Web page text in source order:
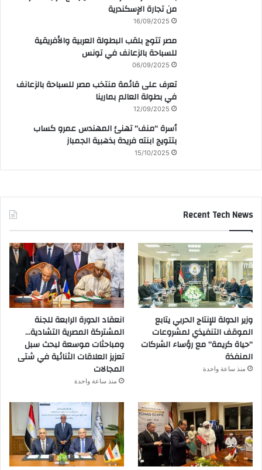
من تجارة الإسكندرية
16/09/2025
مصر تتوج بلقب البطولة العربية والأفريقية
للسباحة بالزعانف في تونس
06/09/2025
تعرف على قائمة منتخب مصر للسباحة بالزعانف
في بطولة العالم بمارينا
12/09/2025
أسرة “منف” تهنئ المهندس عمرو كساب
بتتويج ابنته فريدة بذهبية الجمباز
15/10/2025
Recent Tech News
وزير الدولة للإنتاج الحربي يتابع
الموقف التنفيذي لمشروعات
“حياة كريمة” مع رؤساء الشركات
المنفذة
منذ ساعة واحدة
انعقاد الدورة الرابعة للجنة
المشتركة المصرية التشادية…
ومباحثات موسعة لبحث سبل
تعزيز العلاقات الثنائية في شتى
المجالات
منذ ساعة واحدة